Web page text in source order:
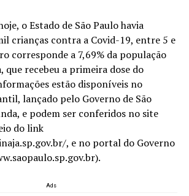
o Estado de São Paulo havia
crianças contra a Covid-19, entre 5 e
corresponde a 7,69% da população
que recebeu a primeira dose do
estão disponíveis no
lançado pelo Governo de São
e podem ser conferidos no site
do link
, e no portal do Governo
Ads